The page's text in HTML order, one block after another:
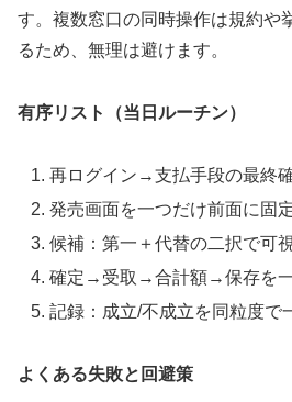
す。複数窓口の同時操作は規約や
るため、無理は避けます。
有序リスト（当日ルーチン）
再ログイン→支払手段の最終
発売画面を一つだけ前面に固
候補：第一＋代替の二択で可
確定→受取→合計額→保存を
記録：成立/不成立を同粒度で
よくある失敗と回避策